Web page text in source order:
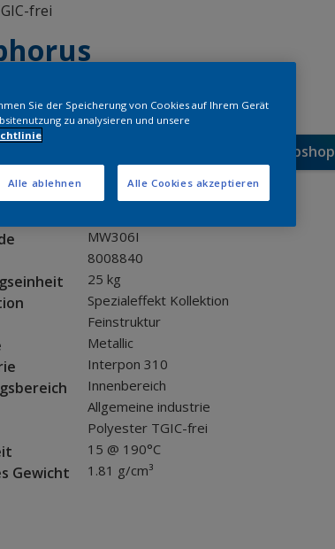
frei
Bestellen Sie direkt im Webshop
MW306I
8008840
25 kg
Spezialeffekt Kollektion
Feinstruktur
Metallic
Interpon 310
Innenbereich
Allgemeine industrie
Polyester TGIC-frei
15 @ 190°C
Gewicht 1.81 g/cm³
Sie der Speicherung von Cookies auf Ihrem Gerät
zu analysieren und unsere
Alle ablehnen Alle Cookies akzeptieren